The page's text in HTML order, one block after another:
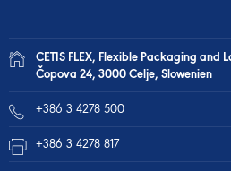
CETIS FLEX, Flexible Packaging and
Čopova 24, 3000 Celje, Slowenien
+386 3 4278 500
+386 3 4278 817